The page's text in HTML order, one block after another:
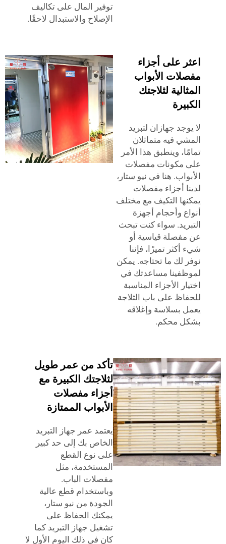
توفير المال على تكاليف
الإصلاح والاستبدال لاحقًا.
على أجزاء
الأبواب
لثلاجتك
جهازان لتبريد
فيه متماثلان
وينطبق هذا الأمر
مكونات مفصلات
هنا في نيو ستار،
أجزاء مفصلات
التكيف مع مختلف
وأحجام أجهزة
سواء كنت تبحث
قياسية أو
تميزًا، فإننا
لك ما تحتاجه. يمكن
مساعدتك في
الأجزاء المناسبة
على باب الثلاجة
بسلاسة وإغلاقه
محكم.
تأكد من عمر طويل
لثلاجتك الكبيرة مع
أجزاء مفصلات
الأبواب الممتازة
يعتمد عمر جهاز التبريد
الخاص بك إلى حد كبير
على نوع القطع
المستخدمة، مثل
مفصلات الباب.
وباستخدام قطع عالية
الجودة من نيو ستار،
يمكنك الحفاظ على
تشغيل جهاز التبريد كما
كان في ذلك اليوم الأول لا